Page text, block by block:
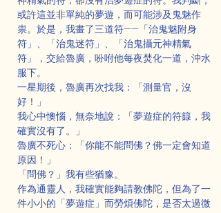
或許這並非單純的夢遊，而可能涉及鬼魅作
祟。於是，我畫了三道符——「治鬼魅附身
符」、「治鬼迷符」、「治鬼攝元神精氣
符」，交給魯廣，吩咐他每夜焚化一道，沖水
服下。
一星期後，魯廣再次找我：「測量官，沒
好！」
我心中懊惱，無奈地說：「夢遊症的符籙，我
確實沒有了。」
魯廣不死心：「你能不能問佛？佛一定會知道
原因！」
「問佛？」我有些猶豫。
作為通靈人，我確實能夠請教佛陀，但為了一
件小小的「夢遊症」而勞煩佛陀，是否太過微